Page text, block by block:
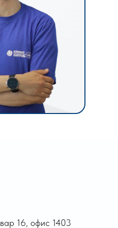
Предоставляем
РАСЧЁТ
дней
в офисе:
МОНТАЖ
16, офис 1403